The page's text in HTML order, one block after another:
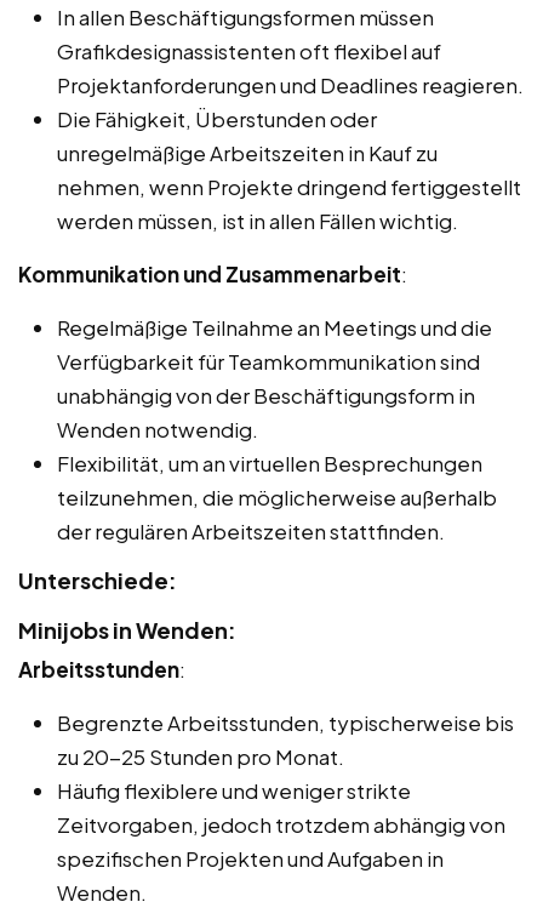
In allen Beschäftigungsformen müssen
Grafikdesignassistenten oft flexibel auf
Projektanforderungen und Deadlines reagieren.
Die Fähigkeit, Überstunden oder
unregelmäßige Arbeitszeiten in Kauf zu
nehmen, wenn Projekte dringend fertiggestellt
werden müssen, ist in allen Fällen wichtig.
Kommunikation und Zusammenarbeit:
Regelmäßige Teilnahme an Meetings und die
Verfügbarkeit für Teamkommunikation sind
unabhängig von der Beschäftigungsform in
Wenden notwendig.
Flexibilität, um an virtuellen Besprechungen
teilzunehmen, die möglicherweise außerhalb
der regulären Arbeitszeiten stattfinden.
Unterschiede:
Minijobs in Wenden:
Arbeitsstunden:
Begrenzte Arbeitsstunden, typischerweise bis
zu 20-25 Stunden pro Monat.
Häufig flexiblere und weniger strikte
Zeitvorgaben, jedoch trotzdem abhängig von
spezifischen Projekten und Aufgaben in
Wenden.